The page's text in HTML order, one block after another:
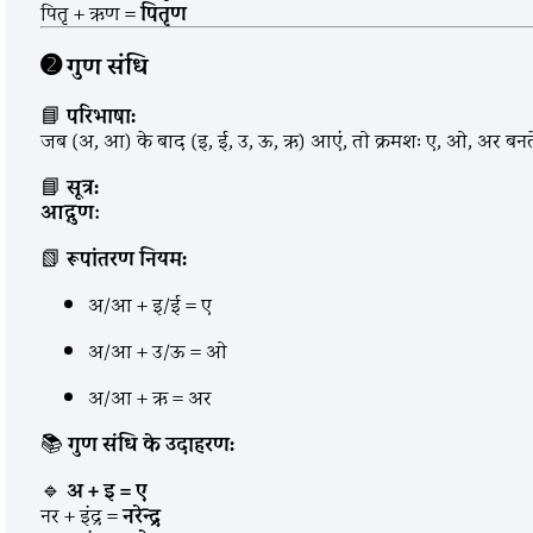
पितृ + ऋण =पितृण
➋गुण संधि
📘परिभाषा:
जब (अ, आ) के बाद (इ, ई, उ, ऊ, ऋ) आएं, तो क्रमशः ए, ओ, अर
📘सूत्र:
आद्गुणः
📗रूपांतरण नियम:
अ/आ + इ/ई = ए
अ/आ + उ/ऊ = ओ
अ/आ + ऋ = अर
📚गुण संधि के उदाहरण:
🔹अ + इ = ए
नर + इंद्र =नरेन्द्र